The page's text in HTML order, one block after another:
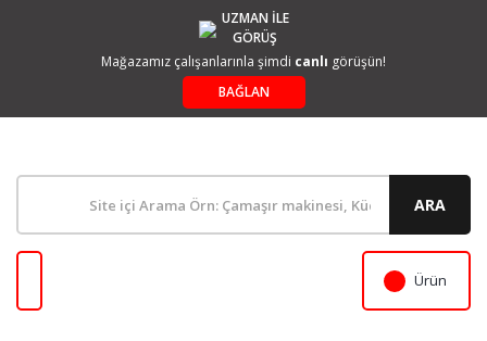
UZMAN İLE
GÖRÜŞ
Mağazamız çalışanlarınla şimdi canlı görüşün!
BAĞLAN
ARA
Ürün